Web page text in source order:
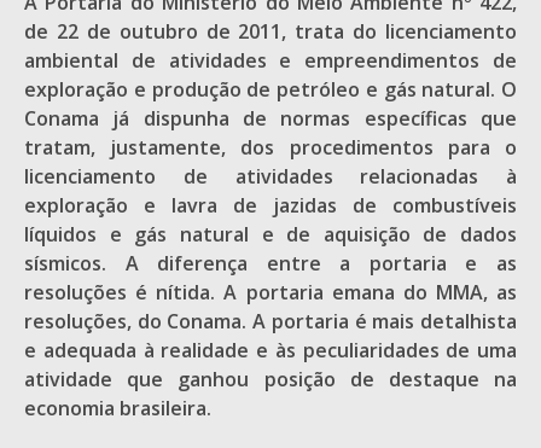
de 22 de outubro de 2011, trata do licenciamento
ambiental de atividades e empreendimentos de
exploração e produção de petróleo e gás natural. O
Conama já dispunha de normas específicas que
tratam, justamente, dos procedimentos para o
licenciamento de atividades relacionadas à
exploração e lavra de jazidas de combustíveis
líquidos e gás natural e de aquisição de dados
sísmicos. A diferença entre a portaria e as
resoluções é nítida. A portaria emana do MMA, as
resoluções, do Conama. A portaria é mais detalhista
e adequada à realidade e às peculiaridades de uma
atividade que ganhou posição de destaque na
economia brasileira.